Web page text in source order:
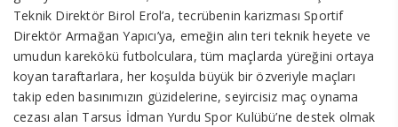
Teknik Direktör Birol Erol’a, tecrübenin karizması Sportif
Direktör Armağan Yapıcı’ya, emeğin alın teri teknik heyete ve
umudun karekökü futbolculara, tüm maçlarda yüreğini ortaya
koyan taraftarlara, her koşulda büyük bir özveriyle maçları
takip eden basınımızın güzidelerine, seyircisiz maç oynama
cezası alan Tarsus İdman Yurdu Spor Kulübü’ne destek olmak